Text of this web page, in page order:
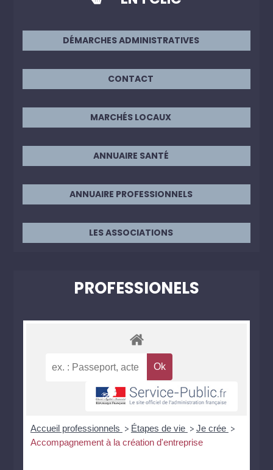
DÉMARCHES ADMINISTRATIVES
CONTACT
MARCHÉS LOCAUX
ANNUAIRE SANTÉ
ANNUAIRE PROFESSIONNELS
LES ASSOCIATIONS
PROFESSIONELS
Accueil professionnels > Étapes de vie > Je crée >
Accompagnement à la création d'entreprise